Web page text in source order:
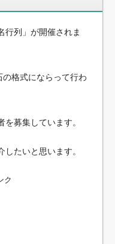
行列」が開催されま
格式にならって行わ
募集しています。
たいと思います。
ク